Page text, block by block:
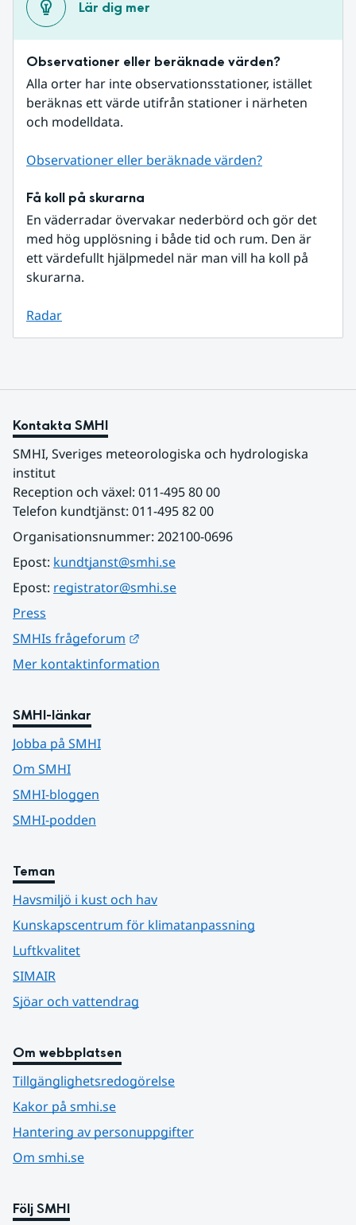
Lär dig mer
Observationer eller beräknade värden?
Alla orter har inte observationsstationer, istället
beräknas ett värde utifrån stationer i närheten
och modelldata.
Observationer eller beräknade värden?
Få koll på skurarna
En väderradar övervakar nederbörd och gör det
med hög upplösning i både tid och rum. Den är
ett värdefullt hjälpmedel när man vill ha koll på
skurarna.
Radar
Kontakta SMHI
SMHI, Sveriges meteorologiska och hydrologiska
institut
Reception och växel: 011-495 80 00
Telefon kundtjänst: 011-495 82 00
Organisationsnummer: 202100-0696
Epost: kundtjanst@smhi.se
Epost: registrator@smhi.se
Press
SMHIs frågeforum
Mer kontaktinformation
SMHI-länkar
Jobba på SMHI
Om SMHI
SMHI-bloggen
SMHI-podden
Teman
Havsmiljö i kust och hav
Kunskapscentrum för klimatanpassning
Luftkvalitet
SIMAIR
Sjöar och vattendrag
Om webbplatsen
Tillgänglighetsredogörelse
Kakor på smhi.se
Hantering av personuppgifter
Om smhi.se
Följ SMHI